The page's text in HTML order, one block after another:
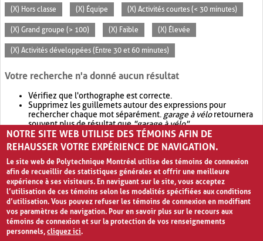
(X) Hors classe (X) Équipe (X) Activités courtes (< 30 minutes)
(X) Grand groupe (> 100) (X) Faible (X) Élevée
(X) Activités développées (Entre 30 et 60 minutes)
Votre recherche n'a donné aucun résultat
Vérifiez que l'orthographe est correcte.
Supprimez les guillemets autour des expressions pour
rechercher chaque mot séparément. garage à véloretournera
souvent plus de résultat que"garage à vélo".
Envisagez d'élargir votre recherche avec OR.garage OR vélo
retournera souvent plus de résultat quegarage à vélo
NOTRE SITE WEB UTILISE DES TÉMOINS AFIN DE
REHAUSSER VOTRE EXPÉRIENCE DE NAVIGATION.
Le site web de Polytechnique Montréal utilise des témoins de connexion
afin de recueillir des statistiques générales et offrir une meilleure
expérience à ses visiteurs. En naviguant sur le site, vous acceptez
l’utilisation de ces témoins selon les modalités spécifiées aux conditions
d’utilisation. Vous pouvez refuser les témoins de connexion en modifiant
vos paramètres de navigation. Pour en savoir plus sur le recours aux
témoins de connexion et sur la protection de vos renseignements
personnels,cliquez ici.